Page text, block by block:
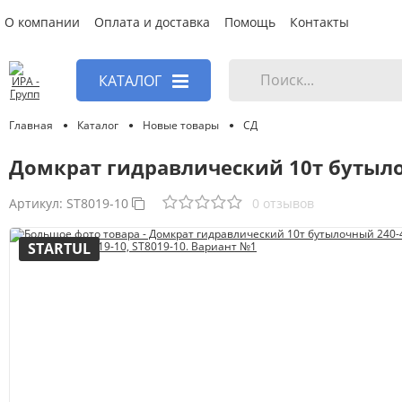
О компании Оплата и доставка Помощь Контакты
КАТАЛОГ
Главная Каталог Новые товары СД
Домкрат гидравлический 10т
Артикул: ST8019-10 0 отзывов
STARTUL